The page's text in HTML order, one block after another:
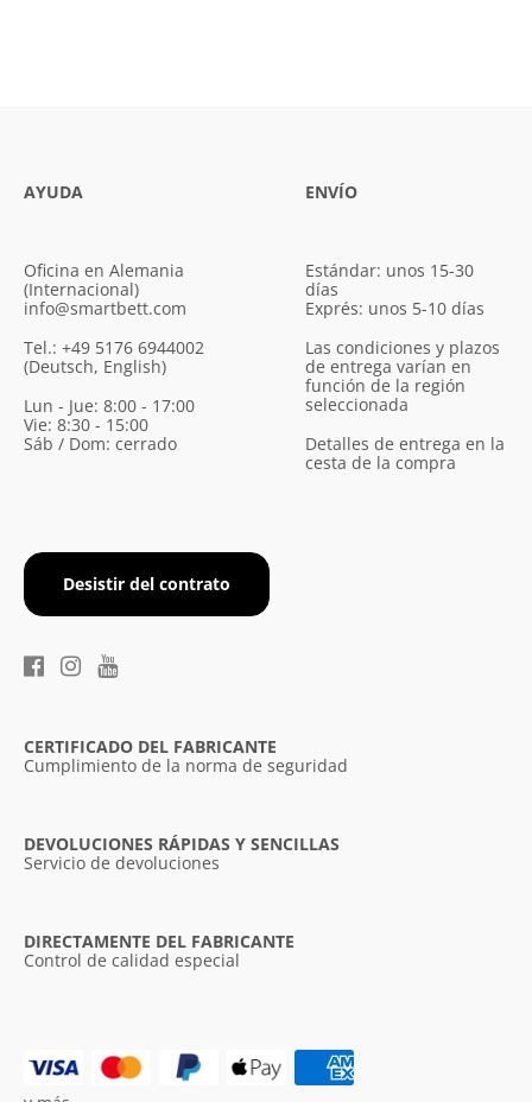
AYUDA
Oficina en Alemania
(Internacional)
info@smartbett.com
Tel.: +49 5176 6944002
(Deutsch, English)
Lun - Jue: 8:00 - 17:00
Vie: 8:30 - 15:00
Sáb / Dom: cerrado
Desistir del contrato
ENVÍO
Estándar: unos 15-30
días
Exprés: unos 5-10 días
Las condiciones y plazos
de entrega varían en
función de la región
seleccionada
Detalles de entrega en la
cesta de la compra
CERTIFICADO DEL FABRICANTE
Cumplimiento de la norma de seguridad
DEVOLUCIONES RÁPIDAS Y SENCILLAS
Servicio de devoluciones
DIRECTAMENTE DEL FABRICANTE
Control de calidad especial